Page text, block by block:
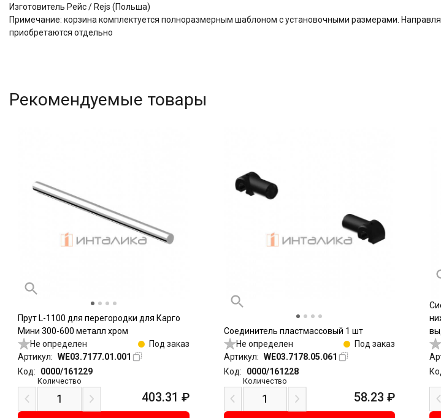
Изготовитель Рейс / Rejs (Польша)
Примечание: корзина комплектуется полноразмерным шаблоном с установочными размерами.
приобретаются отдельно
Рекомендуемые товары
Прут L-1100 для перегородки для Карго
Мини 300-600 металл хром
Не определен
Под заказ
Артикул: WE03.7177.01.001
Код:
0000/161229
Количество
403.31 ₽
Соединитель пластмассовый 1 шт
Не определен
Под заказ
Артикул: WE03.7178.05.061
Код:
0000/161228
Количество
58.23 ₽